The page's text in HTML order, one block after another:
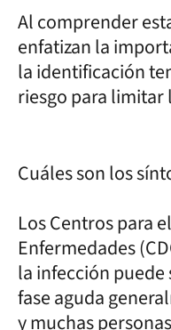
Al comprender
enfatizan la
la identificación
riesgo para
Cuáles son los
Los Centros para
Enfermedades
la infección puede
fase aguda
y muchas